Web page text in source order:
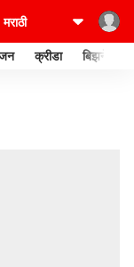
क्रीडा बिझनेस